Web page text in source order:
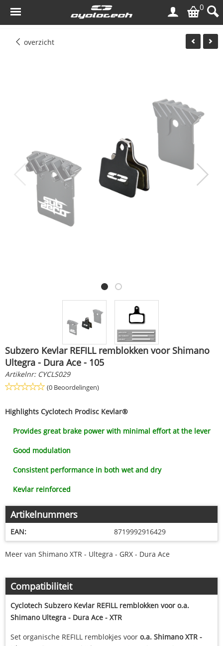
0
overzicht
Subzero Kevlar REFILL remblokken voor Shimano
Ultegra - Dura Ace - 105
Artikelnr: CYCLS029
(0 Beoordelingen)
Highlights Cyclotech Prodisc Kevlar®
Provides great brake power with minimal effort at the lever
Good modulation
Consistent performance in both wet and dry
Kevlar reinforced
Artikelnummers
EAN: 8719992916429
Meer van Shimano XTR - Ultegra - GRX - Dura Ace
Compatibiliteit
Cyclotech Subzero Kevlar REFILL remblokken voor o.a.
Shimano Ultegra - Dura Ace - XTR
Set organische REFILL remblokjes voor o.a. Shimano XTR -